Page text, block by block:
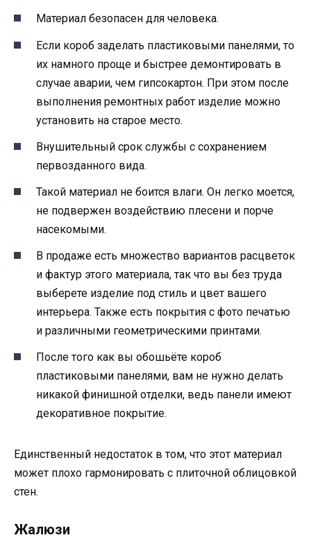
Материал безопасен для человека.
Если короб заделать пластиковыми панелями, то
их намного проще и быстрее демонтировать в
случае аварии, чем гипсокартон. При этом после
выполнения ремонтных работ изделие можно
установить на старое место.
Внушительный срок службы с сохранением
первозданного вида.
Такой материал не боится влаги. Он легко моется,
не подвержен воздействию плесени и порче
насекомыми.
В продаже есть множество вариантов расцветок
и фактур этого материала, так что вы без труда
выберете изделие под стиль и цвет вашего
интерьера. Также есть покрытия с фото печатью
и различными геометрическими принтами.
После того как вы обошьёте короб
пластиковыми панелями, вам не нужно делать
никакой финишной отделки, ведь панели имеют
декоративное покрытие.
Единственный недостаток в том, что этот материал
может плохо гармонировать с плиточной облицовкой
стен.
Жалюзи